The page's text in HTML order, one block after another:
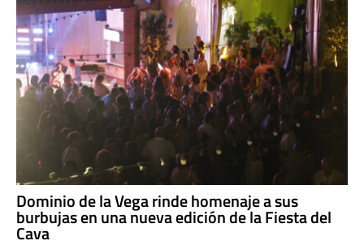
Dominio de la Vega rinde homenaje a sus
burbujas en una nueva edición de la Fiesta del
Cava